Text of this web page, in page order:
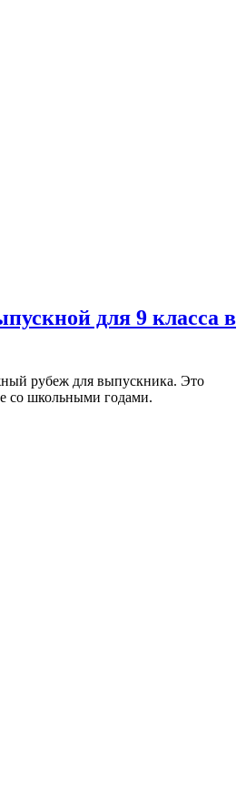
для 9 класса в
рубеж для выпускника. Это
со школьными годами.